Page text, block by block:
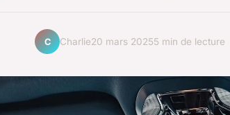
C Charlie20 mars 20255 min de lecture